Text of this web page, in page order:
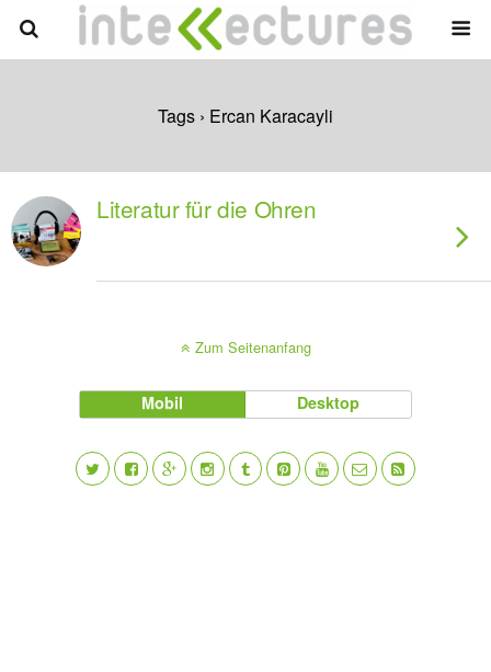
Tags › Ercan Karacayli
Literatur für die Ohren
Zum Seitenanfang
Mobil Desktop